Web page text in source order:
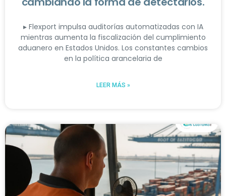
▸ Flexport impulsa auditorías automatizadas con IA
mientras aumenta la fiscalización del cumplimiento
aduanero en Estados Unidos. Los constantes cambios
en la política arancelaria de
LEER MÁS »